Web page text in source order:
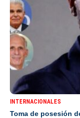
INTERNACIONALES
Toma de posesión